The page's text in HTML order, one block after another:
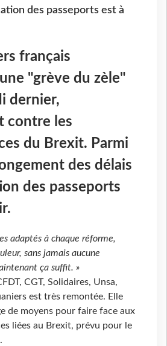
des passeports est à
français
"grève du zèle"
dernier,
contre les
du Brexit. Parmi
des délais
des passeports
adaptés à chaque réforme,
sans jamais aucune
ça suffit. »
CGT, Solidaires, Unsa,
est très remontée. Elle
de moyens pour faire face aux
liées au Brexit, prévu pour le